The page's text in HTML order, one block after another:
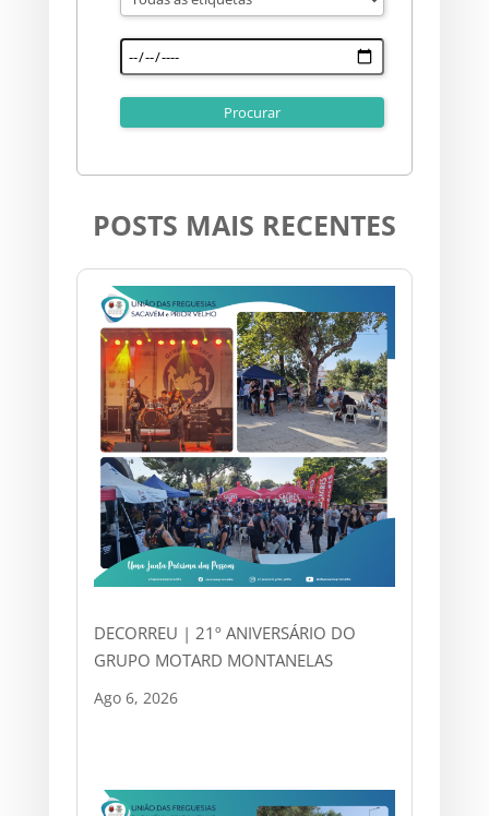
POSTS MAIS RECENTES
DECORREU | 21º ANIVERSÁRIO DO
GRUPO MOTARD MONTANELAS
Ago 6, 2026